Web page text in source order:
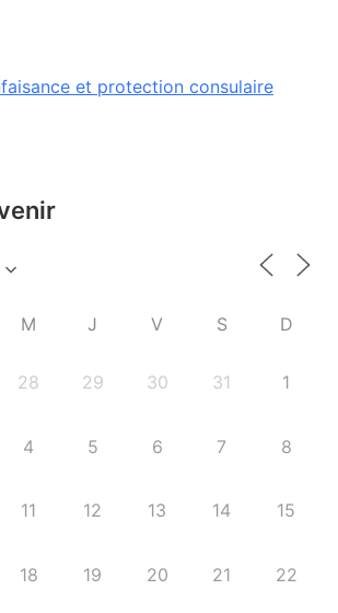
et protection consulaire
M J V S D
28 29 30 31 1
4 5 6 7 8
11 12 13 14 15
18 19 20 21 22